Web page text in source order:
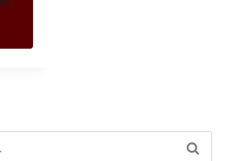
Cerca